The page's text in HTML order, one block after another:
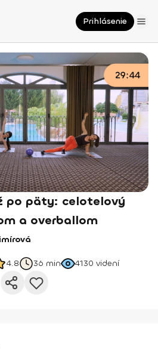
Prihlásenie
po päty: celotelový
a overballom
4.8 36 min 4130 videní